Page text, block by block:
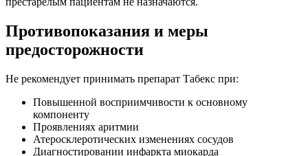
Противопоказания и меры
предосторожности
Не рекомендует принимать препарат Табекс при:
Повышенной восприимчивости к основному
компоненту
Проявлениях аритмии
Атеросклеротических изменениях сосудов
Диагностировании инфаркта миокарда